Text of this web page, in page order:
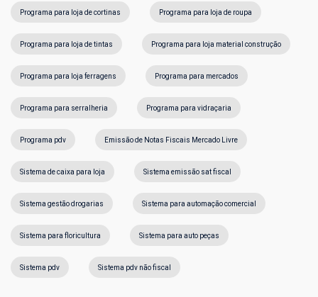
Programa para loja de cortinas Programa para loja de roupa
Programa para loja de tintas Programa para loja material construção
Programa para loja ferragens Programa para mercados
Programa para serralheria Programa para vidraçaria
Programa pdv Emissão de Notas Fiscais Mercado Livre
Sistema de caixa para loja Sistema emissão sat fiscal
Sistema gestão drogarias Sistema para automação comercial
Sistema para floricultura Sistema para auto peças
Sistema pdv Sistema pdv não fiscal